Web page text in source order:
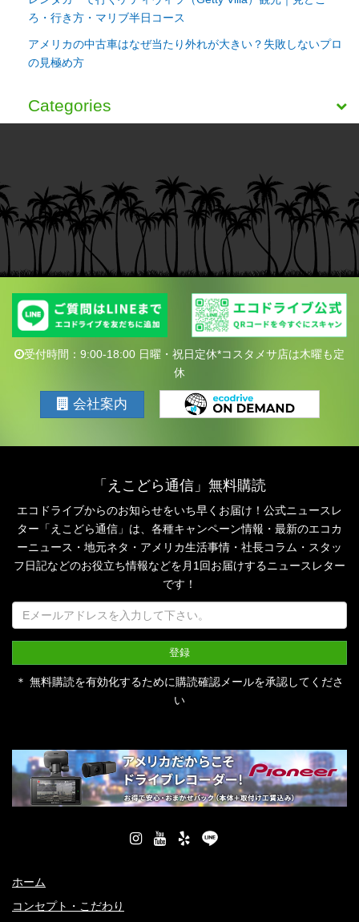
ろ・行き方・マリブ半日コース
アメリカの中古車はなぜ当たり外れが大きい？失敗しないプロ
の見極め方
Categories
受付時間：9:00-18:00 日曜・祝日定休*コスタメサ店は木曜も定
休
会社案内
「えこどら通信」無料購読
エコドライブからのお知らせをいち早くお届け！公式ニュースレ
ター「えこどら通信」は、 各種キャンペーン情報・最新のエコカ
ーニュース・地元ネタ・アメリカ生活事情・社長コラム・ スタッ
フ日記などのお役立ち情報などを月1回お届けするニュースレター
です！
＊ 無料購読を有効化するために購読確認メールを承認してくださ
い
ホーム
コンセプト・こだわり